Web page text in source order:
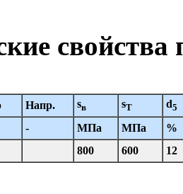
свойства
Напр. sв sT d5
- МПа МПа
%
800 600 12